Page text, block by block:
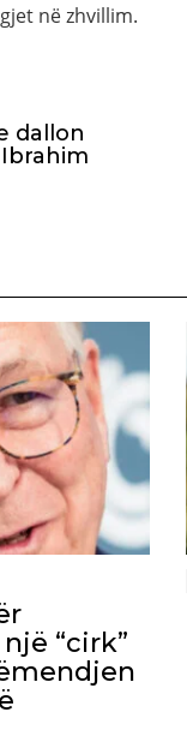
në zhvillim.
dallon
“cirk”